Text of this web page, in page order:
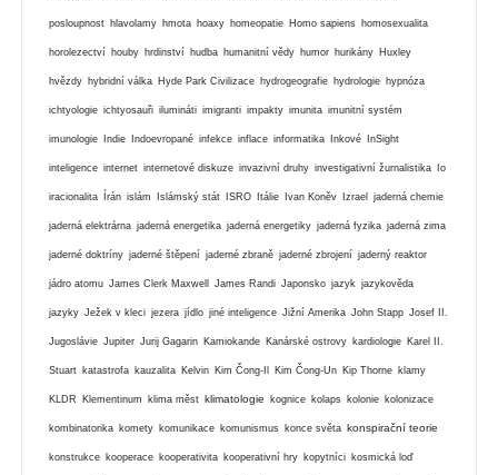
posloupnost hlavolamy hmota hoaxy homeopatie Homo sapiens homosexualita
horolezectví houby hrdinství hudba humanitní vědy humor hurikány Huxley
hvězdy hybridní válka Hyde Park Civilizace hydrogeografie hydrologie hypnóza
ichtyologie ichtyosauři ilumináti imigranti impakty imunita imunitní systém
imunologie Indie Indoevropané infekce inflace informatika Inkové InSight
inteligence internet internetové diskuze invazivní druhy investigativní žurnalistika Io
iracionalita Írán islám Islámský stát ISRO Itálie Ivan Koněv Izrael jaderná chemie
jaderná elektrárna jaderná energetika jaderná energetiky jaderná fyzika jaderná zima
jaderné doktríny jaderné štěpení jaderné zbraně jaderné zbrojení jaderný reaktor
jádro atomu James Clerk Maxwell James Randi Japonsko jazyk jazykověda
jazyky Ježek v kleci jezera jídlo jiné inteligence Jižní Amerika John Stapp Josef II.
Jugoslávie Jupiter Jurij Gagarin Kamiokande Kanárské ostrovy kardiologie Karel II.
Stuart katastrofa kauzalita Kelvin Kim Čong-Il Kim Čong-Un Kip Thorne klamy
KLDR Klementinum klima měst klimatologie kognice kolaps kolonie kolonizace
kombinatorika komety komunikace komunismus konce světa konspirační teorie
konstrukce kooperace kooperativita kooperativní hry kopytníci kosmická loď